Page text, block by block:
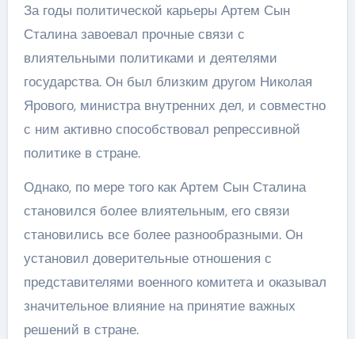
За годы политической карьеры Артем Сын
Сталина завоевал прочные связи с
влиятельными политиками и деятелями
государства. Он был близким другом Николая
Ярового, министра внутренних дел, и совместно
с ним активно способствовал репрессивной
политике в стране.
Однако, по мере того как Артем Сын Сталина
становился более влиятельным, его связи
становились все более разнообразными. Он
установил доверительные отношения с
представителями военного комитета и оказывал
значительное влияние на принятие важных
решений в стране.